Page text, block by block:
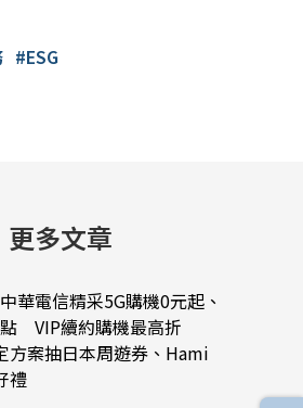
#ESG
更多文章
華電信精采5G購機0元起、
VIP續約購機最高折
方案抽日本周遊券、Hami
禮
2026/